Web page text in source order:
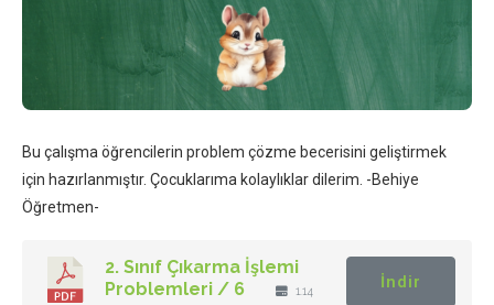
Bu çalışma öğrencilerin problem çözme becerisini geliştirmek
için hazırlanmıştır. Çocuklarıma kolaylıklar dilerim. -Behiye
Öğretmen-
2. Sınıf Çıkarma İşlemi
Problemleri / 6
1.14
İndir